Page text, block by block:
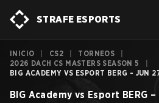
STRAFE ESPORTS
INICIO CS2 TORNEOS
2026 DACH CS MASTERS SEASON 5
BIG ACADEMY VS ESPORT BERG - JUN
BIG Academy vs Esport BERG –